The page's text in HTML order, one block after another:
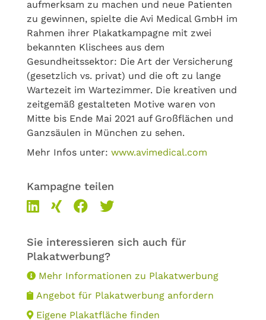
aufmerksam zu machen und neue Patienten
zu gewinnen, spielte die Avi Medical GmbH im
Rahmen ihrer Plakatkampagne mit zwei
bekannten Klischees aus dem
Gesundheitssektor: Die Art der Versicherung
(gesetzlich vs. privat) und die oft zu lange
Wartezeit im Wartezimmer. Die kreativen und
zeitgemäß gestalteten Motive waren von
Mitte bis Ende Mai 2021 auf Großflächen und
Ganzsäulen in München zu sehen.
Mehr Infos unter: www.avimedical.com
Kampagne teilen
Sie interessieren sich auch für
Plakatwerbung?
Mehr Informationen zu Plakatwerbung
Angebot für Plakatwerbung anfordern
Eigene Plakatfläche finden